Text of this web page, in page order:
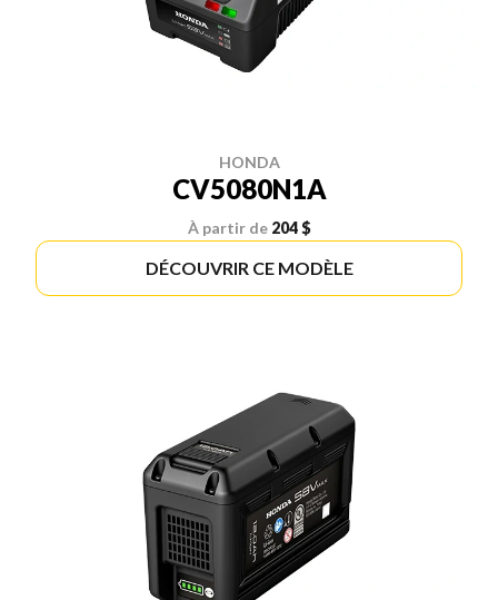
HONDA
CV5080N1A
À partir de 204 $
DÉCOUVRIR CE MODÈLE